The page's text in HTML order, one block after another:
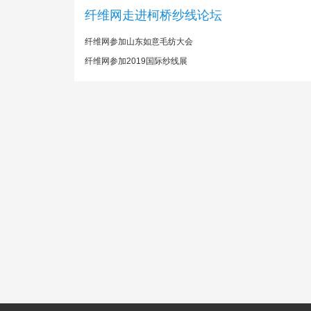
纤维网走进柯桥纱线论坛
纤维网参加山东如意毛纺大会
纤维网参加2019国际纱线展